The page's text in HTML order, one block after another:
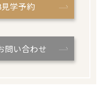
学予約
問い合わせ